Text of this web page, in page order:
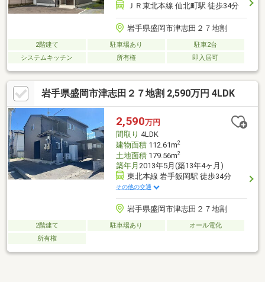
ＪＲ東北本線 仙北町駅 徒歩34分
岩手県盛岡市津志田２７地割
2階建て 駐車場あり
駐車2台
システムキッチン
所有権 即入居可
岩手県盛岡市津志田２７地割 2,590万円 4LDK
2,590万円
間取り 4LDK
建物面積112.61m2
土地面積179.56m2
築年月 2013年5月(築13年4ヶ月)
東北本線 岩手飯岡駅 徒歩34分
その他の交通
岩手県盛岡市津志田２７地割
2階建て 駐車場あり
オール電化
所有権